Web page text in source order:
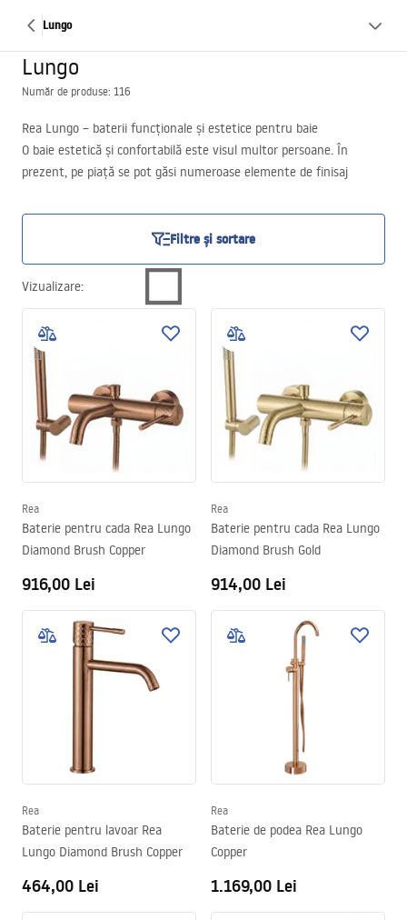
Lungo
Lungo
Număr de produse: 116
Rea Lungo – baterii funcționale și estetice pentru baie
O baie estetică și confortabilă este visul multor persoane. În
prezent, pe piață se pot găsi numeroase elemente de finisaj
întotdeauna să mizați pe soluții verificate și apreciate. Așa este și
seria Rea Lungo, în care puteți găsi diferite tipuri de baterii pentru
baie. Merită să le descoperiți acum și apoi să alegeți produsele
potrivite pentru casa dumneavoastră!
Filtre și sortare
Vizualizare:
Rea
Baterie pentru cada Rea Lungo
Diamond Brush Copper
916,00 Lei
Rea
Baterie pentru cada Rea Lungo
Diamond Brush Gold
914,00 Lei
Rea
Baterie pentru lavoar Rea
Lungo Diamond Brush Copper
464,00 Lei
Rea
Baterie de podea Rea Lungo
Copper
1.169,00 Lei